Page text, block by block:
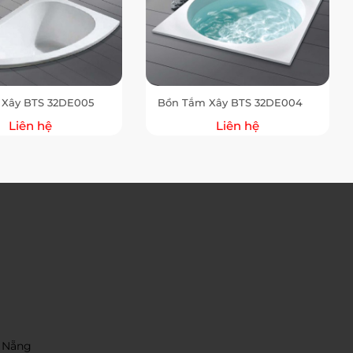
BTS 32DE005
Liên hệ
Bồn Tắm Xây BTS 32DE004
Liên hệ